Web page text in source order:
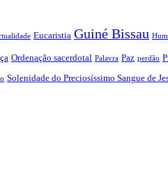
Eucaristia Guiné Bissau
Ordenação sacerdotal Palavra Paz perdão
Solenidade do Preciosíssimo Sangue de